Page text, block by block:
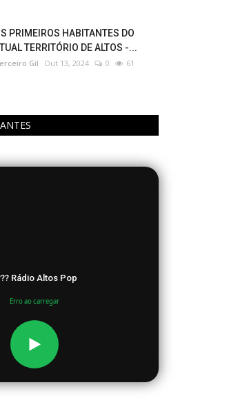
PRIMEIROS HABITANTES DO
TERRITÓRIO DE ALTOS -...
Gil Out 13, 2024 0 61
Rádio Altos Pop
Erro ao carregar